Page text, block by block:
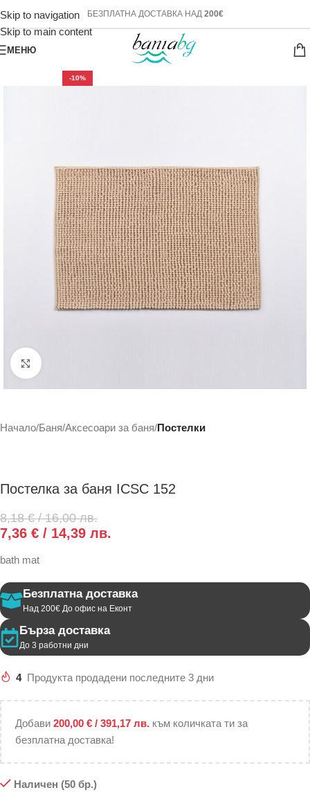
Skip to navigation
Skip to main content
БЕЗПЛАТНА ДОСТАВКА НАД 200€
МЕНЮ
-10%
Начало Баня Аксесоари за баня Постелки
Постелка за баня ICSC 152
8,18€/ 16,00 лв.
7,36 € / 14,39 лв.
bath mat
Безплатна доставка
Над 200€ До офис на Еконт
Бърза доставка
До 3 работни дни
4 Продукта продадени последните 3 дни
Добави 200,00 € / 391,17 лв. към количката ти за
безплатна доставка!
Наличен (50 бр.)